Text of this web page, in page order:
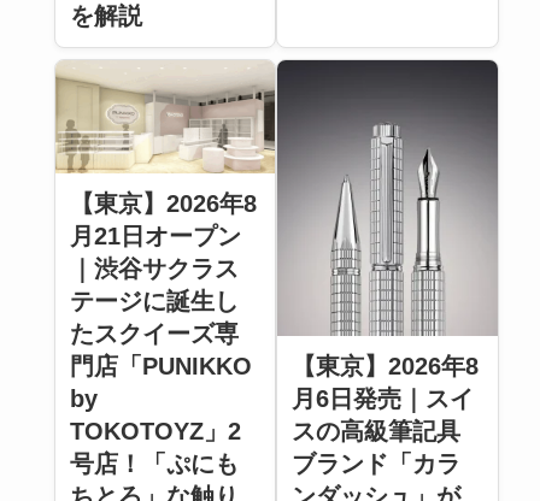
を解説
【東京】2026年8
月21日オープン
｜渋谷サクラス
テージに誕生し
たスクイーズ専
門店「PUNIKKO
by
TOKOTOYZ」2
号店！「ぷにも
【東京】2026年8
月6日発売｜スイ
スの高級筆記具
ブランド「カラ
ンダッシュ」が